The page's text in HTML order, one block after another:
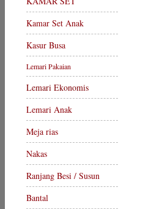
Kamar Set Anak
Kasur Busa
Lemari Pakaian
Lemari Ekonomis
Lemari Anak
Meja rias
Nakas
Ranjang Besi / Susun
Bantal